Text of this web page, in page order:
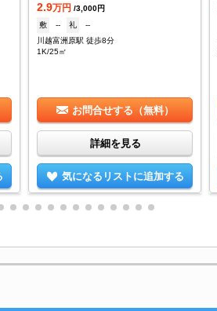
2.9万円 /3,000円
敷
-- 礼
--
川越富洲原駅 徒歩8分
1K/25㎡
お問合せする（無料）
詳細を見る
気になるリストに追加する